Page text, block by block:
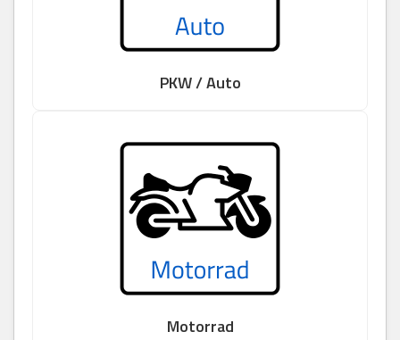
PKW / Auto
Motorrad